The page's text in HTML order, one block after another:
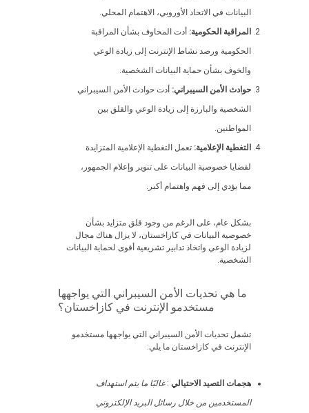
البيانات في الاتحاد الأوروبي، الاهتمام المحلي.
المراقبة الحكومية: أدت المخاوف بشأن المراقبة
الحكومية ورصد نشاط الإنترنت إلى زيادة الوعي
والخوف بشأن حماية البيانات الشخصية.
حوادث الأمن السيبراني: أدت حوادث الأمن السيبراني
الشخصية والبارزة إلى زيادة الوعي والقلق بين
المواطنين.
التغطية الإعلامية: تعمل التغطية الإعلامية المتزايدة
لقضايا خصوصية البيانات على تنوير وإعلام الجمهور،
مما يؤدي إلى فهم واهتمام أكبر.
بشكل عام، على الرغم من وجود قلق متزايد بشأن
خصوصية البيانات في كازاخستان، لا يزال هناك مجال
لزيادة الوعي واتخاذ تدابير تشريعية أقوى لحماية البيانات
الشخصية.
ما هي تحديات الأمن السيبراني التي يواجهها
مستخدمو الإنترنت في كازاخستان؟
تشمل تحديات الأمن السيبراني التي يواجهها مستخدمو
الإنترنت في كازاخستان ما يلي:
هجمات التصيد الاحتيالي :غالبًا ما يتم استهداف
المستخدمين من خلال رسائل البريد الإلكتروني